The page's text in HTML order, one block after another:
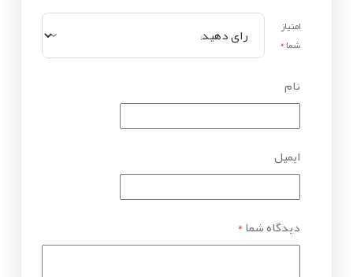
امتیاز
شما*
نام
ایمیل
دیدگاه شما*